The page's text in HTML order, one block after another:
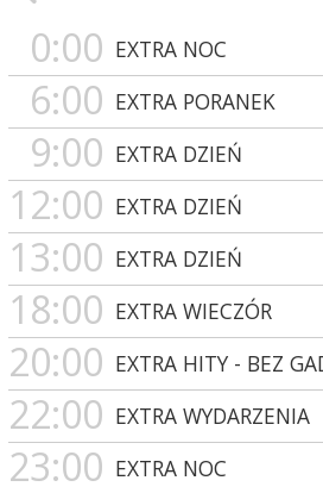
0:00 EXTRA NOC
6:00 EXTRA PORANEK
9:00 EXTRA DZIEŃ
12:00 EXTRA DZIEŃ
13:00 EXTRA DZIEŃ
18:00 EXTRA WIECZÓR
20:00 EXTRA HITY - BEZ
22:00 EXTRA WYDARZENIA
23:00 EXTRA NOC